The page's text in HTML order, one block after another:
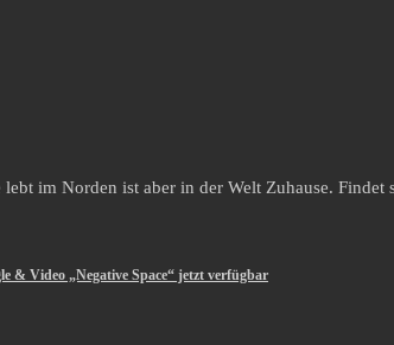
im Norden ist aber in der Welt Zuhause. Findet
& Video „Negative Space“ jetzt verfügbar